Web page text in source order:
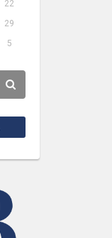
22
29
5